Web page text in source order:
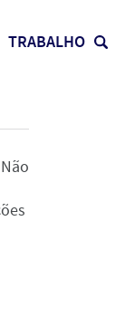
TRABALHO